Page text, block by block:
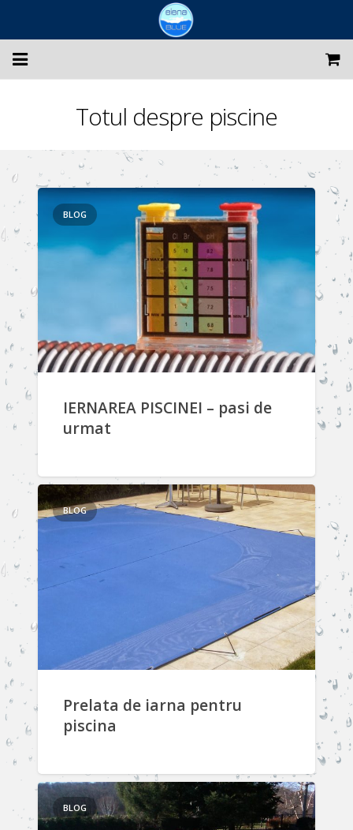
Echipari si reconditionari
Intretinere piscine
Magazin
Galerie foto
Blog
Contact
Totul despre piscine
IERNAREA PISCINEI – pasi de
urmat
BLOG
Prelata de iarna pentru
piscina
BLOG
BLOG